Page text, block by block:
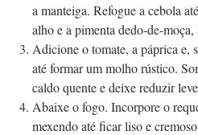
a manteiga. Refogue a cebola
alho e a pimenta dedo-de-
Adicione o tomate, a páprica e,
até formar um molho rústico.
caldo quente e deixe reduzir
Abaixe o fogo. Incorpore o
mexendo até ficar liso e